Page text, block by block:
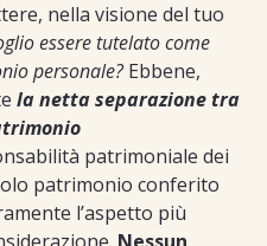
nella visione del tuo
essere tutelato come
personale?Ebbene,
la netta separazione tra
patrimoniale dei
patrimonio conferito
l’aspetto più